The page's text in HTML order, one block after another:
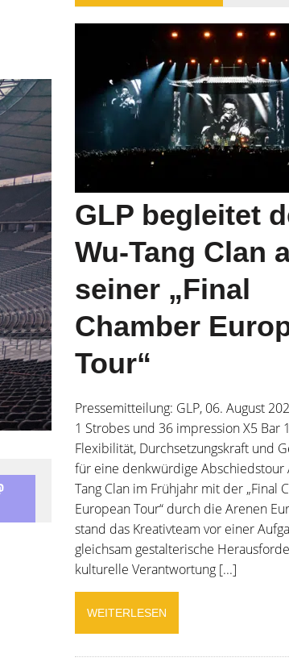
GLP begleitet
Wu-Tang Clan
seiner „Final
Chamber
Tour“
Pressemitteilung: GLP, 06. August
1 Strobes und 36 impression X5 Bar
Flexibilität, Durchsetzungskraft und
für eine denkwürdige Abschiedstour
Tang Clan im Frühjahr mit der „Final
European Tour“ durch die Arenen
stand das Kreativteam vor einer
gleichsam gestalterische
kulturelle Verantwortung [...]
WEITERLESEN